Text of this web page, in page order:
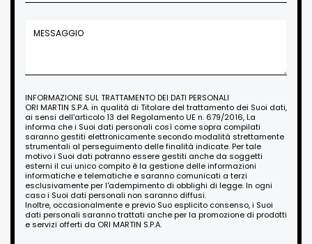
INFORMAZIONE SUL TRATTAMENTO DEI DATI PERSONALI
ORI MARTIN S.P.A. in qualità di Titolare del trattamento dei Suoi dati,
ai sensi dell'articolo 13 del Regolamento UE n. 679/2016, La
informa che i Suoi dati personali così come sopra compilati
saranno gestiti elettronicamente secondo modalità strettamente
strumentali al perseguimento delle finalità indicate. Per tale
motivo i Suoi dati potranno essere gestiti anche da soggetti
esterni il cui unico compito è la gestione delle informazioni
informatiche e telematiche e saranno comunicati a terzi
esclusivamente per l'adempimento di obblighi di legge. In ogni
caso i Suoi dati personali non saranno diffusi.
Inoltre, occasionalmente e previo Suo esplicito consenso, i Suoi
dati personali saranno trattati anche per la promozione di prodotti
e servizi offerti da ORI MARTIN S.P.A.